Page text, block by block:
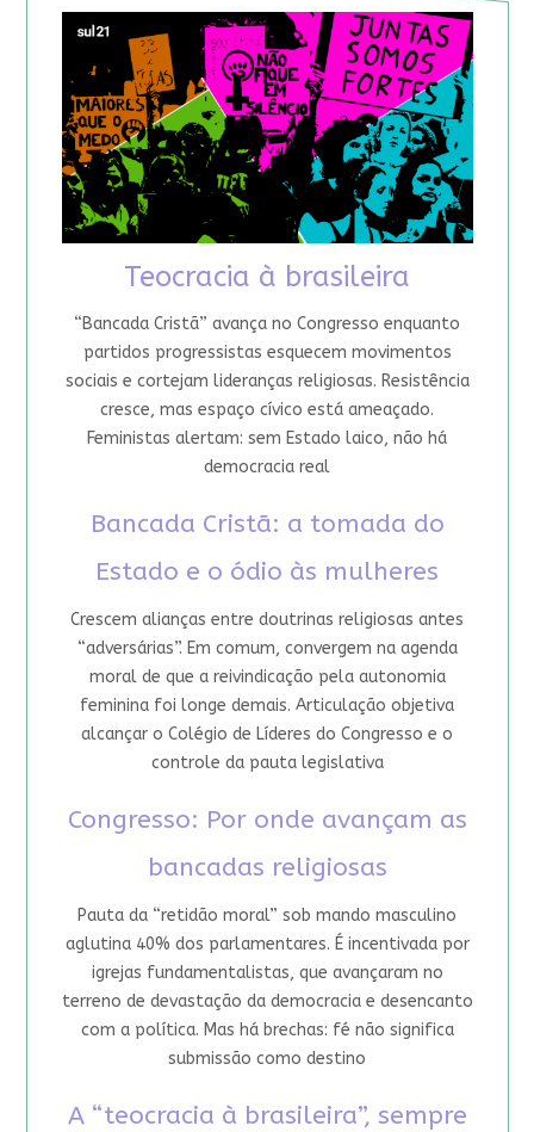
Teocracia à brasileira
“Bancada Cristã” avança no Congresso enquanto
partidos progressistas esquecem movimentos
sociais e cortejam lideranças religiosas. Resistência
cresce, mas espaço cívico está ameaçado.
Feministas alertam: sem Estado laico, não há
democracia real
Bancada Cristã: a tomada do
Estado e o ódio às mulheres
Crescem alianças entre doutrinas religiosas antes
“adversárias”. Em comum, convergem na agenda
moral de que a reivindicação pela autonomia
feminina foi longe demais. Articulação objetiva
alcançar o Colégio de Líderes do Congresso e o
controle da pauta legislativa
Congresso: Por onde avançam as
bancadas religiosas
Pauta da “retidão moral” sob mando masculino
aglutina 40% dos parlamentares. É incentivada por
igrejas fundamentalistas, que avançaram no
terreno de devastação da democracia e desencanto
com a política. Mas há brechas: fé não significa
submissão como destino
A “teocracia à brasileira”, sempre